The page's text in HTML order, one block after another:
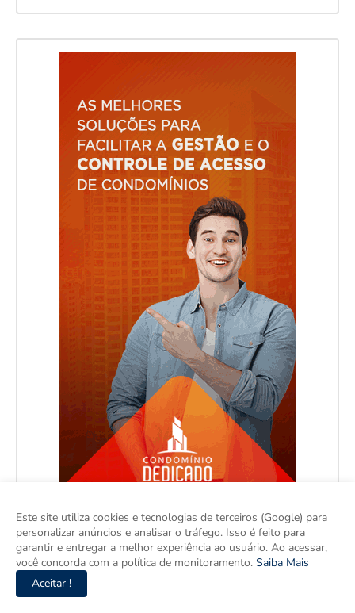
Este site utiliza cookies e tecnologias de terceiros (Google) para
personalizar anúncios e analisar o tráfego. Isso é feito para
garantir e entregar a melhor experiência ao usuário. Ao acessar,
você concorda com a política de monitoramento. Saiba Mais
Aceitar !